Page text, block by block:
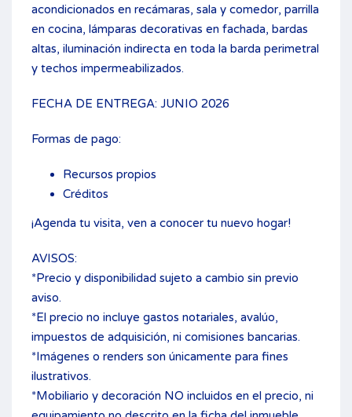
acondicionados en recámaras, sala y comedor, parrilla
en cocina, lámparas decorativas en fachada, bardas
altas, iluminación indirecta en toda la barda perimetral
y techos impermeabilizados.
FECHA DE ENTREGA: JUNIO 2026
Formas de pago:
Recursos propios
Créditos
¡Agenda tu visita, ven a conocer tu nuevo hogar!
AVISOS:
*Precio y disponibilidad sujeto a cambio sin previo
aviso.
*El precio no incluye gastos notariales, avalúo,
impuestos de adquisición, ni comisiones bancarias.
*Imágenes o renders son únicamente para fines
ilustrativos.
*Mobiliario y decoración NO incluidos en el precio, ni